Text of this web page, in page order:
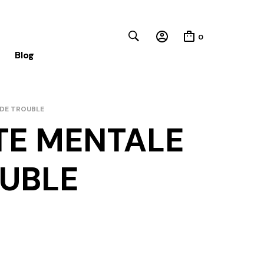
Blog
0
TROUBLE
MENTALE